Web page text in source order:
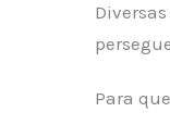
Para